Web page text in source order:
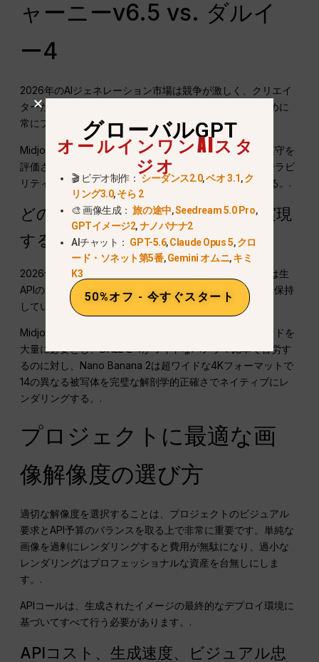
ャーニーv6.5 vs. ダルイ
ー4
2026年のAIジェネレーション市場は競争が激しく、クリエイ
ターたちは最高の高解像度のアウトプットを見つけるために
常にプラットフォーム間を行き来している。.
Midjourney』が芸術的な美学を、『DALL-E』が迅速な遵守を
評価されるのに対し、『Nano Banana 2』は超HDスケーラビ
リティと多言語テキストレンダリングに重点を置いている。.
どのAIモデルが最高の超高画質を実現
するか？
2026年現在、入手可能な情報によれば、ナノ・バナナ2は生
APIのスケーラビリティーと、以下の点で明確な優位性を保持
している。複数科目の一貫性4Kで。.
Midjourney v6.5が外部からのアップスケーリングコマンドを
大量に必要とし、DALL-E 4がワイドなパノラマ比率で苦労す
るのに対し、Nano Banana 2は超ワイドな4Kフォーマットで
14の異なる被写体を完璧な解剖学的正確さでネイティブにレ
ンダリングする。.
プロジェクトに最適な画
像解像度の選び方
適切な解像度を選択することは、プロジェクトのビジュアル
要求とAPI予算のバランスを取る上で非常に重要です。単純な
画像を過剰にレンダリングすると費用が無駄になり、過小な
レンダリングはプロフェッショナルな資産を台無しにしま
す。.
APIコールは、生成されたイメージの最終的なデプロイ環境に
基づいてすべて行う必要があります。.
APIコスト、生成速度、ビジュアル忠
グローバルGPT
オールインワンAIスタ
ジオ
🎬 ビデオ制作：シーダンス2.0,ベオ 3.1,ク
リング3.0,そら 2
🎨 画像生成：旅の途中,Seedream 5.0 Pro,
GPTイメージ2,ナノバナナ2
AIチャット： GPT-5.6,Claude Opus 5,クロ
ード・ソネット第5番,Gemini オムニ,キミ
K3
50%オフ - 今すぐスタート